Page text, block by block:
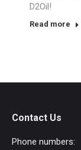
D2Oil!
Read more
Contact Us
Phone numbers: